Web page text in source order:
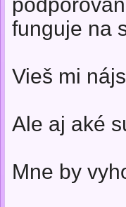
funguje na
Vieš mi
Ale aj aké
Mne by